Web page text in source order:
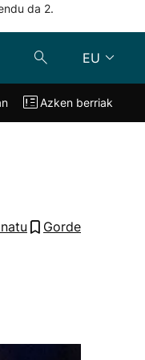
da 2.
EU
Zuzenean
Azken berriak
Gorde